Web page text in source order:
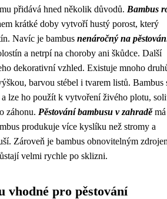
přidává hned několik důvodů. Bambus
krátké doby vytvoří hustý porost, který
Navíc je bambus nenáročný na
a netrpí na choroby ani škůdce. Další
dekorativní vzhled. Existuje mnoho
barvou stébel i tvarem listů. Bambus
lze ho použít k vytvoření živého plotu,
záhonu. Pěstování bambusu v zahradě
produkuje více kyslíku než stromy a
Zároveň je bambus obnovitelným
velmi rychle po sklizni.
vhodné pro pěstování